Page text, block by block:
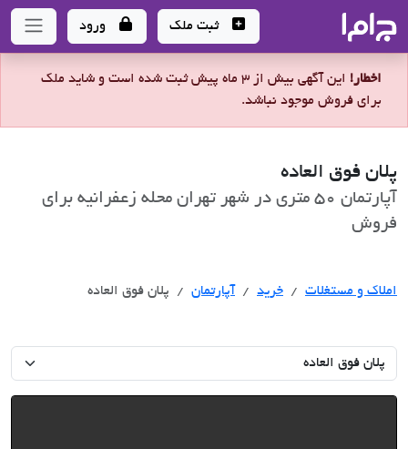
- سامانه جامع املاک و مشاورین املاک
ثبت ملک ورود
اخطار!
این آگهی بیش از 3 ماه پیش ثبت شده است و شاید ملک
برای فروش موجود نباشد.
پلان فوق العاده
آپارتمان 50 متری در شهر تهران محله زعفرانیه برای
فروش
املاک و مستغلات خرید خرید
آپارتمان پلان فوق العاده